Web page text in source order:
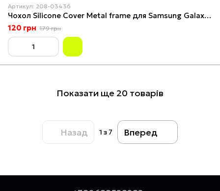
Артикул: 208-03436
Чохол Silicone Cover Metal frame для Samsung Galaxy A34 5G (A346) Dark blue
120 грн 179 грн
Показати ще 20 товарів
Назад 1 з 7 Вперед